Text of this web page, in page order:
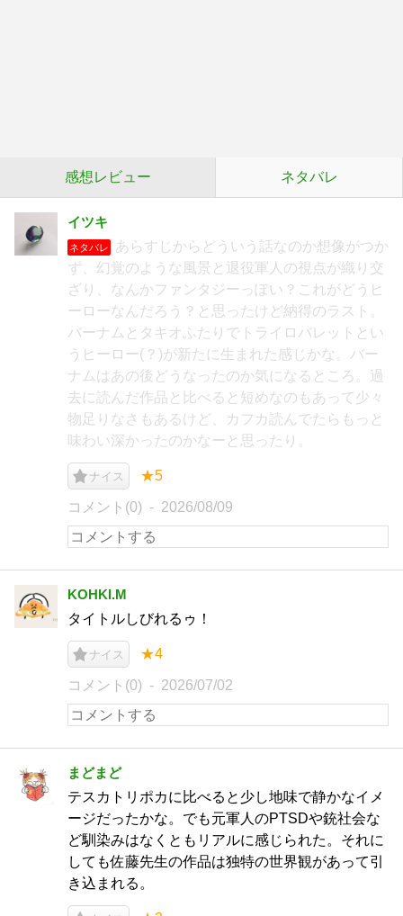
感想レビュー ネタバレ
イツキ
ネタバレ
あらすじからどういう話なのか想像がつか
ず、幻覚のような風景と退役軍人の視点が織り交
ざり、なんかファンタジーっぽい？これがどうヒ
ーローなんだろう？と思ったけど納得のラスト。
バーナムとタキオふたりでトライロバレットとい
うヒーロー(？)が新たに生まれた感じかな。バー
ナムはあの後どうなったのか気になるところ。過
去に読んだ作品と比べると短めなのもあって少々
物足りなさもあるけど、カフカ読んでたらもっと
味わい深かったのかなーと思ったり。
ナイス ★5
コメント(0) 2026/08/09
KOHKI.M
タイトルしびれるゥ！
ナイス ★4
コメント(0) 2026/07/02
まどまど
テスカトリポカに比べると少し地味で静かなイメ
ージだったかな。でも元軍人のPTSDや銃社会な
ど馴染みはなくともリアルに感じられた。それに
しても佐藤先生の作品は独特の世界観があって引
き込まれる。